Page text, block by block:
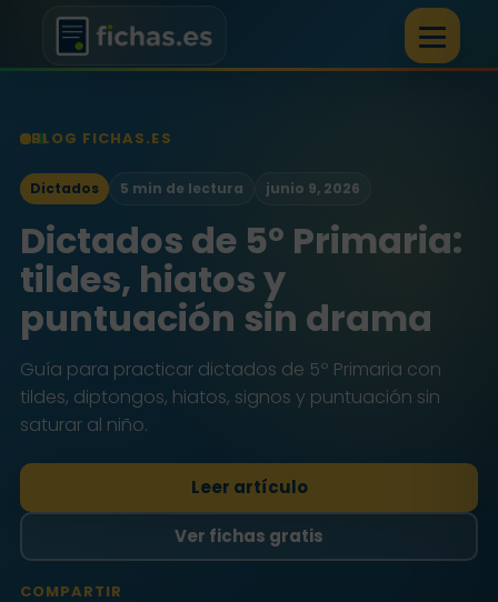
BLOG FICHAS.ES
Dictados 5 min de lectura junio 9, 2026
Dictados de 5º Primaria:
tildes, hiatos y
puntuación sin drama
Guía para practicar dictados de 5º Primaria con
tildes, diptongos, hiatos, signos y puntuación sin
saturar al niño.
Leer artículo
Ver fichas gratis
COMPARTIR